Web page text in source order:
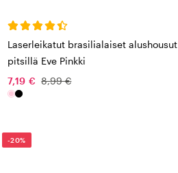
Laserleikatut brasilialaiset alushousut
pitsillä Eve Pinkki
7,19 € 8,99 €
-20%